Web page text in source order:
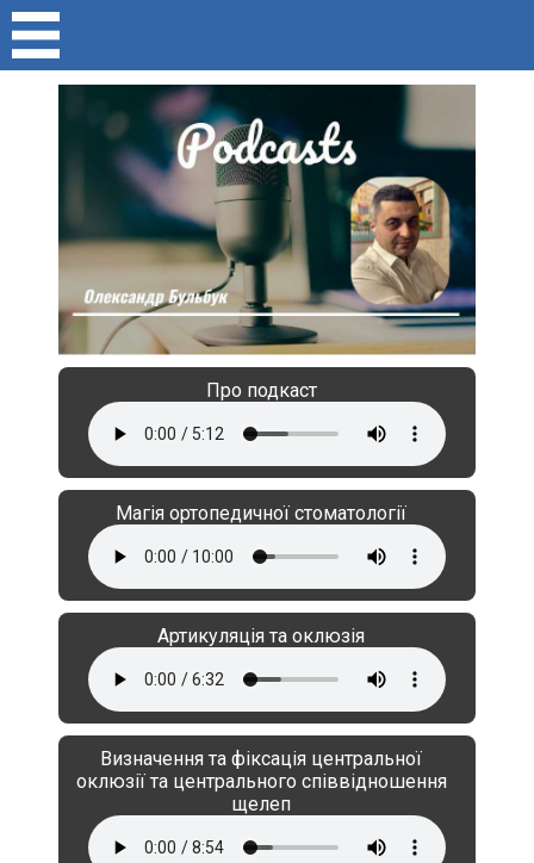
Про подкаст
Магія ортопедичної стоматології
Артикуляція та оклюзія
Визначення та фіксація центральної
оклюзії та центрального співвідношення
щелеп